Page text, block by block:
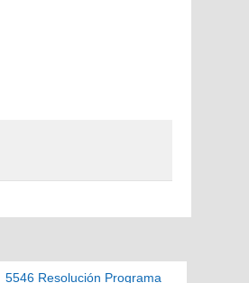
5546 Resolución Programa